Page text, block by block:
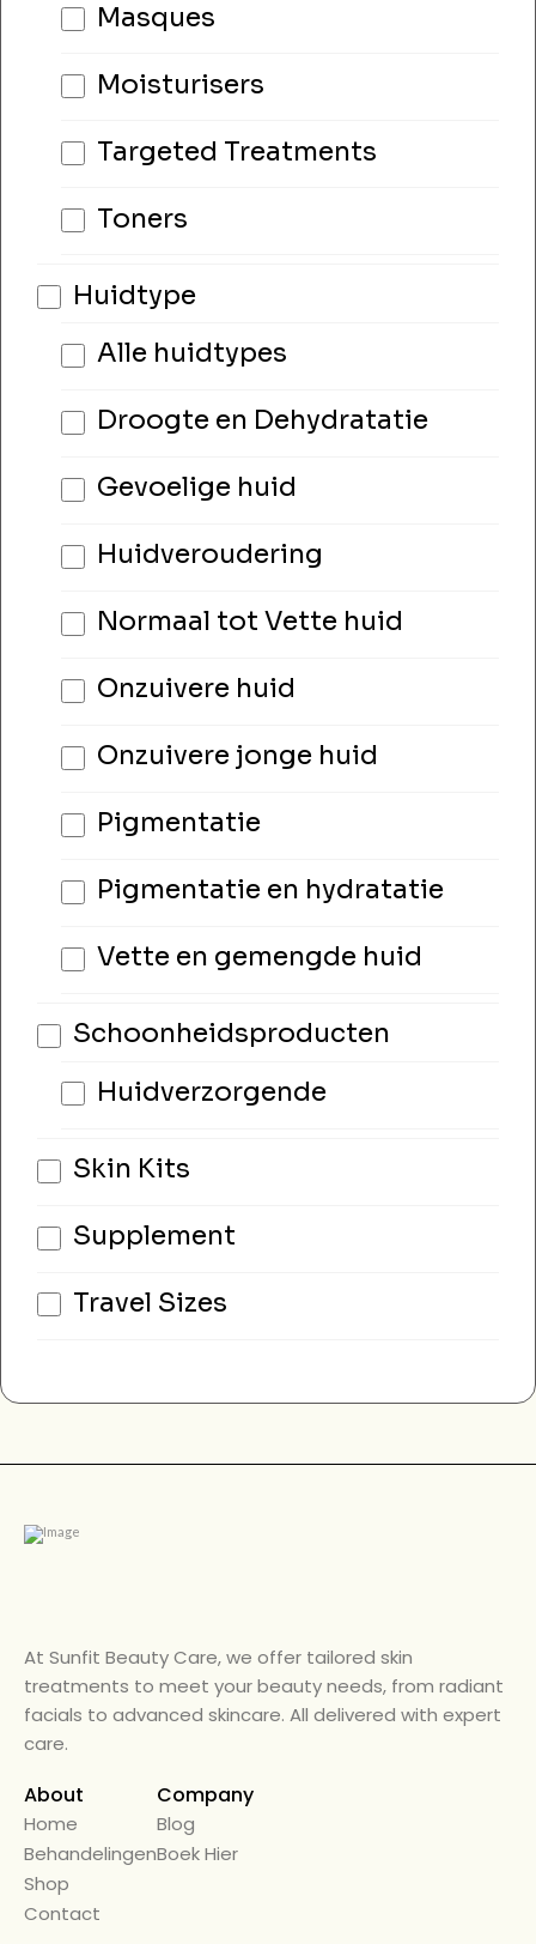
Masques
Moisturisers
Targeted Treatments
Toners
Huidtype
Alle huidtypes
Droogte en Dehydratatie
Gevoelige huid
Huidveroudering
Normaal tot Vette huid
Onzuivere huid
Onzuivere jonge huid
Pigmentatie
Pigmentatie en hydratatie
Vette en gemengde huid
Schoonheidsproducten
Huidverzorgende
Skin Kits
Supplement
Travel Sizes
At Sunfit Beauty Care, we offer tailored skin
treatments to meet your beauty needs, from radiant
facials to advanced skincare. All delivered with expert
care.
About
Home
Behandelingen
← Back
Alle Diensten
Beauty Care
Diensten
Shop
Contact
Company
Blog
Boek Hier